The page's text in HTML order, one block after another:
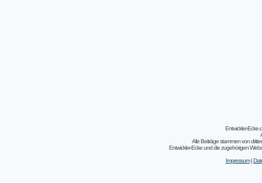
Entwickler-
Alle Beiträge stammen von
Entwickler-Ecke und die zugehörigen
Impressum|